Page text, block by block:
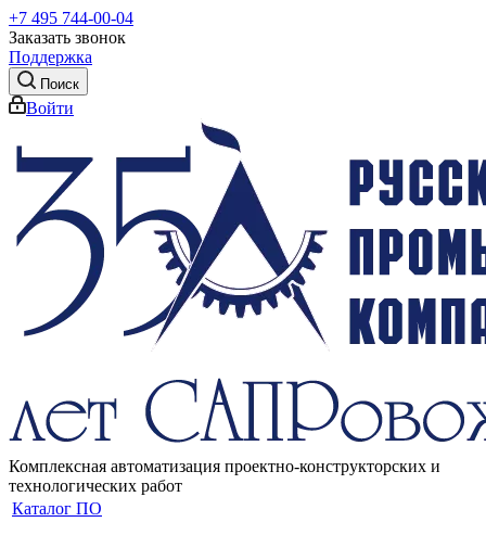
+7 495 744-00-04
Заказать звонок
Поддержка
Поиск
Войти
Комплексная автоматизация проектно-конструкторских и
технологических работ
Каталог ПО